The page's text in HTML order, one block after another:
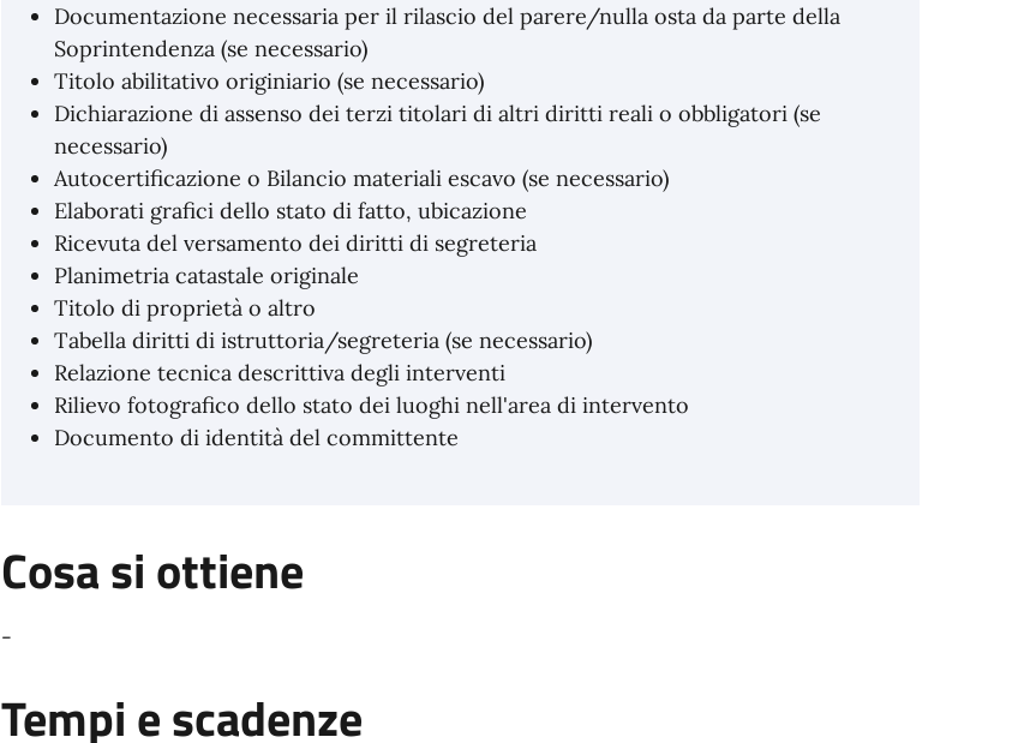
Documentazione necessaria per il rilascio del parere/nulla osta da parte della
Soprintendenza (se necessario)
Titolo abilitativo originiario (se necessario)
Dichiarazione di assenso dei terzi titolari di altri diritti reali o obbligatori (se
necessario)
Autocertificazione o Bilancio materiali escavo (se necessario)
Elaborati grafici dello stato di fatto, ubicazione
Ricevuta del versamento dei diritti di segreteria
Planimetria catastale originale
Titolo di proprietà o altro
Tabella diritti di istruttoria/segreteria (se necessario)
Relazione tecnica descrittiva degli interventi
Rilievo fotografico dello stato dei luoghi nell'area di intervento
Documento di identità del committente
Cosa si ottiene
-
Tempi e scadenze